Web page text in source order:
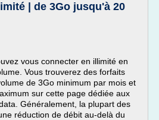
| de 3Go jusqu'à 20
vous connecter en illimité en
Vous trouverez des forfaits
de 3Go minimum par mois et
sur cette page dédiée aux
Généralement, la plupart des
réduction de débit au-delà du